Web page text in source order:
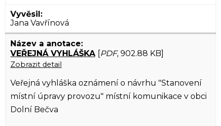
Jana Vavřínová
VEŘEJNÁ VYHLÁŠKA [PDF, 902.88 KB]
Zobrazit detail
Veřejná vyhláška oznámení o návrhu "Stanovení
místní úpravy provozu" místní komunikace v obci
Dolní Bečva